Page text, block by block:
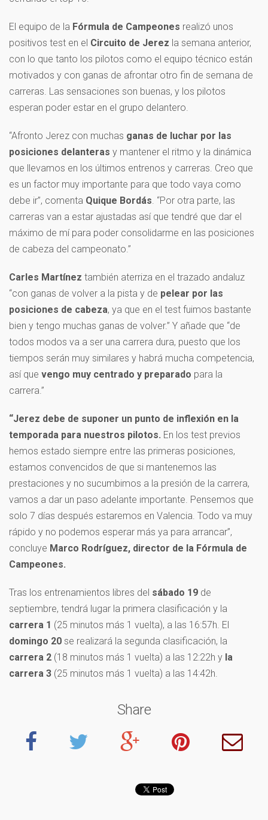
El equipo de la Fórmula de Campeones realizó unos
positivos test en el Circuito de Jerez la semana anterior,
con lo que tanto los pilotos como el equipo técnico están
motivados y con ganas de afrontar otro fin de semana de
carreras. Las sensaciones son buenas, y los pilotos
esperan poder estar en el grupo delantero.
“Afronto Jerez con muchas ganas de luchar por las
posiciones delanteras y mantener el ritmo y la dinámica
que llevamos en los últimos entrenos y carreras. Creo que
es un factor muy importante para que todo vaya como
debe ir”, comenta Quique Bordás. “Por otra parte, las
carreras van a estar ajustadas así que tendré que dar el
máximo de mí para poder consolidarme en las posiciones
de cabeza del campeonato.”
Carles Martínez también aterriza en el trazado andaluz
“con ganas de volver a la pista y de pelear por las
posiciones de cabeza, ya que en el test fuimos bastante
bien y tengo muchas ganas de volver.” Y añade que “de
todos modos va a ser una carrera dura, puesto que los
tiempos serán muy similares y habrá mucha competencia,
así que vengo muy centrado y preparado para la
carrera.”
“Jerez debe de suponer un punto de inflexión en la
temporada para nuestros pilotos. En los test previos
hemos estado siempre entre las primeras posiciones,
estamos convencidos de que si mantenemos las
prestaciones y no sucumbimos a la presión de la carrera,
vamos a dar un paso adelante importante. Pensemos que
solo 7 días después estaremos en Valencia. Todo va muy
rápido y no podemos esperar más ya para arrancar”,
concluye Marco Rodríguez, director de la Fórmula de
Campeones.
Tras los entrenamientos libres del sábado 19 de
septiembre, tendrá lugar la primera clasificación y la
carrera 1 (25 minutos más 1 vuelta), a las 16:57h. El
domingo 20 se realizará la segunda clasificación, la
carrera 2 (18 minutos más 1 vuelta) a las 12:22h y la
carrera 3 (25 minutos más 1 vuelta) a las 14:42h.
Share